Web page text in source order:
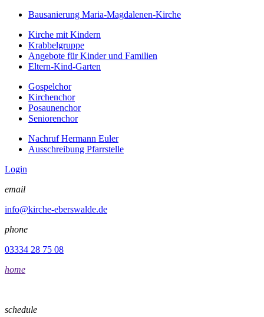
Bausanierung Maria-Magdalenen-Kirche
Kirche mit Kindern
Krabbelgruppe
Angebote für Kinder und Familien
Eltern-Kind-Garten
Gospelchor
Kirchenchor
Posaunenchor
Seniorenchor
Nachruf Hermann Euler
Ausschreibung Pfarrstelle
Login
email
info@kirche-eberswalde.de
phone
03334 28 75 08
home
schedule